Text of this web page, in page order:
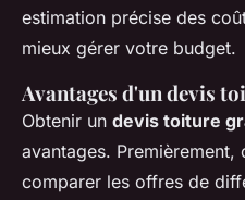
estimation précise des
mieux gérer votre budget.
Avantages d'un devis
Obtenir un devis toiture
avantages.
comparer les offres de